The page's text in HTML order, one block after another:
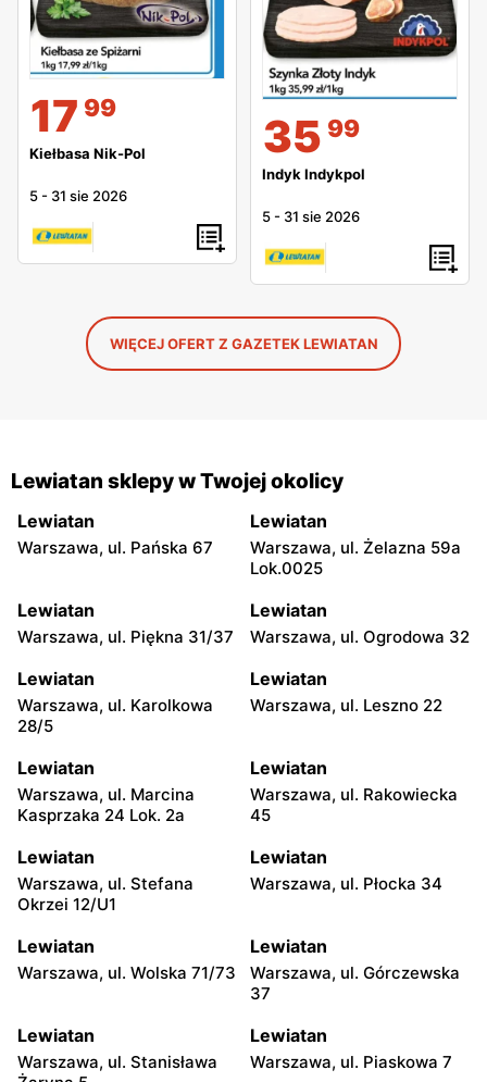
17 99
Kiełbasa Nik-Pol
5 - 31 sie 2026
35 99
Indyk Indykpol
5 - 31 sie 2026
WIĘCEJ OFERT Z GAZETEK LEWIATAN
Lewiatan sklepy w Twojej okolicy
Lewiatan
Warszawa, ul. Pańska 67
Lewiatan
Warszawa, ul. Żelazna 59a
Lok.0025
Lewiatan
Warszawa, ul. Piękna 31/37
Lewiatan
Warszawa, ul. Ogrodowa 32
Lewiatan
Warszawa, ul. Karolkowa
28/5
Lewiatan
Warszawa, ul. Leszno 22
Lewiatan
Warszawa, ul. Marcina
Kasprzaka 24 Lok. 2a
Lewiatan
Warszawa, ul. Rakowiecka
45
Lewiatan
Warszawa, ul. Stefana
Okrzei 12/U1
Lewiatan
Warszawa, ul. Płocka 34
Lewiatan
Warszawa, ul. Wolska 71/73
Lewiatan
Warszawa, ul. Górczewska
37
Lewiatan
Warszawa, ul. Stanisława
Lewiatan
Warszawa, ul. Piaskowa 7